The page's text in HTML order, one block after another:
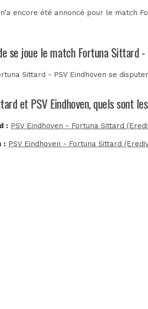
encore été annoncé pour le match
se joue le match Fortuna Sittard -
Sittard - PSV Eindhoven se
et PSV Eindhoven, quels sont
: PSV Eindhoven - Fortuna Sittard
: PSV Eindhoven - Fortuna Sittard